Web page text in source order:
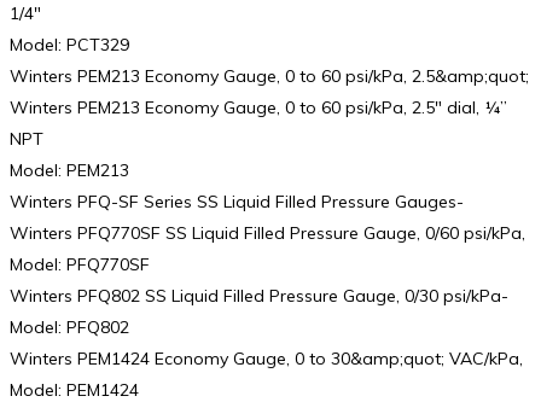
1/4″
Model: PCT329
Winters PEM213 Economy Gauge, 0 to 60 psi/kPa, 2.5&amp;quot;
Winters PEM213 Economy Gauge, 0 to 60 psi/kPa, 2.5″ dial, ¼”
NPT
Model: PEM213
Winters PFQ-SF Series SS Liquid Filled Pressure Gauges-
Winters PFQ770SF SS Liquid Filled Pressure Gauge, 0/60 psi/kPa,
Model: PFQ770SF
Winters PFQ802 SS Liquid Filled Pressure Gauge, 0/30 psi/kPa-
Model: PFQ802
Winters PEM1424 Economy Gauge, 0 to 30&amp;quot; VAC/kPa,
Model: PEM1424